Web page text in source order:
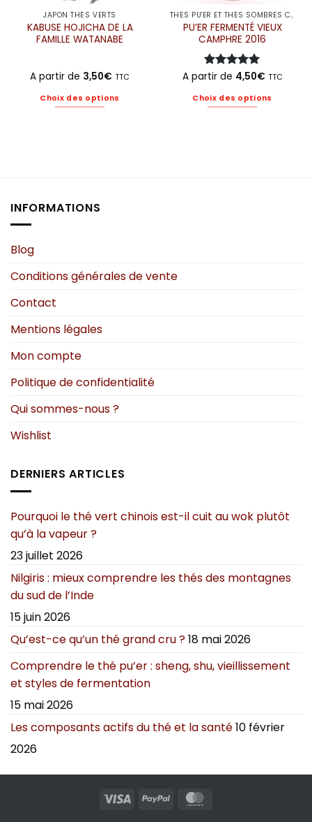
JAPON THÉS VERTS
KABUSE HOJICHA DE LA
FAMILLE WATANABE
A partir de 3,50€ TTC
Choix des options
options
la
THÉS PU'ER ET THÉS SOMBRES CHINE
PU’ER FERMENTÉ VIEUX
CAMPHRE 2016
Note5sur
A partir de 4,50€ TTC
Choix des options
INFORMATIONS
Blog
Conditions générales de vente
Contact
Mentions légales
Mon compte
Politique de confidentialité
Qui sommes-nous ?
Wishlist
DERNIERS ARTICLES
Pourquoi le thé vert chinois est-il cuit au wok plutôt
qu’à la vapeur ?
23 juillet 2026
Nilgiris : mieux comprendre les thés des montagnes
du sud de l’Inde
15 juin 2026
Qu’est-ce qu’un thé grand cru ?18 mai 2026
Comprendre le thé pu’er : sheng, shu, vieillissement
et styles de fermentation
15 mai 2026
Les composants actifs du thé et la santé10 février
2026
Visa PayPal